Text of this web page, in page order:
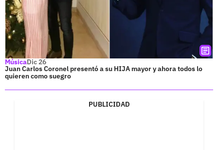
MúsicaDic 26
Juan Carlos Coronel presentó a su HIJA mayor y ahora todos lo
quieren como suegro
PUBLICIDAD